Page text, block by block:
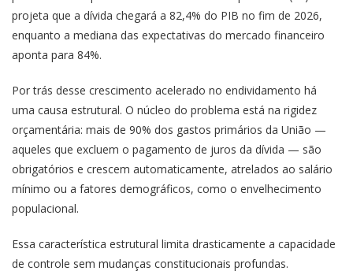
projeta que a dívida chegará a 82,4% do PIB no fim de 2026,
enquanto a mediana das expectativas do mercado financeiro
aponta para 84%.
Por trás desse crescimento acelerado no endividamento há
uma causa estrutural. O núcleo do problema está na rigidez
orçamentária: mais de 90% dos gastos primários da União —
aqueles que excluem o pagamento de juros da dívida — são
obrigatórios e crescem automaticamente, atrelados ao salário
mínimo ou a fatores demográficos, como o envelhecimento
populacional.
Essa característica estrutural limita drasticamente a capacidade
de controle sem mudanças constitucionais profundas.